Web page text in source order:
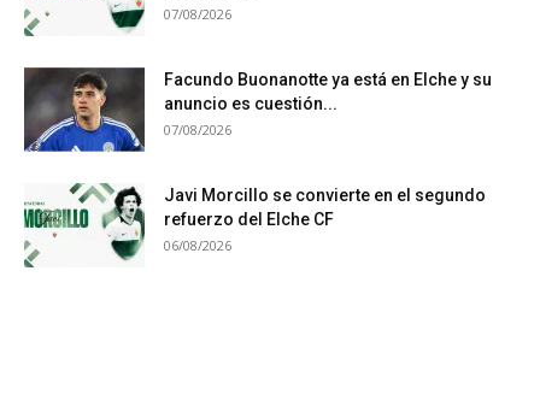
07/08/2026
Facundo Buonanotte ya está en Elche y su
anuncio es cuestión...
07/08/2026
Javi Morcillo se convierte en el segundo
refuerzo del Elche CF
06/08/2026